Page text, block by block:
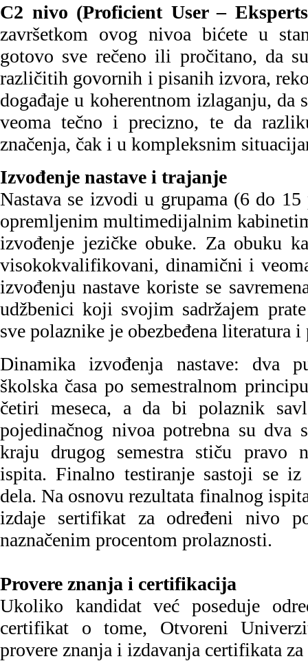
C2 nivo (Proficient User –
završetkom ovog nivoa bićete u
gotovo sve rečeno ili pročitano, da
različitih govornih i pisanih izvora,
događaje u koherentnom izlaganju, da
veoma tečno i precizno, te da
značenja, čak i u kompleksnim
Izvođenje nastave i trajanje
Nastava se izvodi u grupama (6 do
opremljenim multimedijalnim
izvođenje jezičke obuke. Za obuku
visokokvalifikovani, dinamični i
izvođenju nastave koriste se
udžbenici koji svojim sadržajem
sve polaznike je obezbeđena literatura
Dinamika izvođenja nastave: dva
školska časa po semestralnom
četiri meseca, a da bi polaznik
pojedinačnog nivoa potrebna su dva
kraju drugog semestra stiču pravo
ispita. Finalno testiranje sastoji se
dela. Na osnovu rezultata finalnog
izdaje sertifikat za određeni nivo
naznačenim procentom prolaznosti.
Provere znanja i certifikacija
Ukoliko kandidat već poseduje
certifikat o tome, Otvoreni
provere znanja i izdavanja certifikata